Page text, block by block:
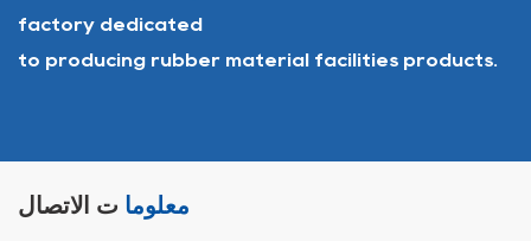
factory dedicated
to producing rubber material facilities products.
معلوما ت الاتصال